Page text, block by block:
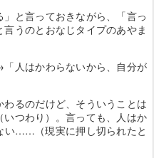
と言っておきながら、「言っ
うのとおなじタイプのあやま
人はかわらないから、自分が
るのだけど、そういうことは
つわり）。言っても、人はか
い……（現実に押し切られたと